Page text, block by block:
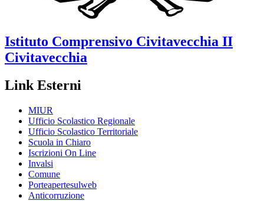
Istituto Comprensivo Civitavecchia II
Civitavecchia
Link Esterni
MIUR
Ufficio Scolastico Regionale
Ufficio Scolastico Territoriale
Scuola in Chiaro
Iscrizioni On Line
Invalsi
Comune
Porteapertesulweb
Anticorruzione